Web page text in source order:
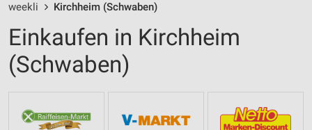
weekli Kirchheim (Schwaben)
Einkaufen in Kirchheim
(Schwaben)